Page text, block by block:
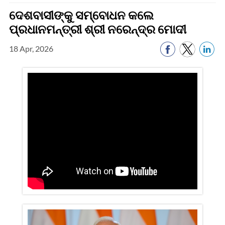
ଦେଶବାସୀଙ୍କୁ ସମ୍ବୋଧନ କଲେ
ପ୍ରଧାନମନ୍ତ୍ରୀ ଶ୍ରୀ ନରେନ୍ଦ୍ର ମୋଦୀ
18 Apr, 2026